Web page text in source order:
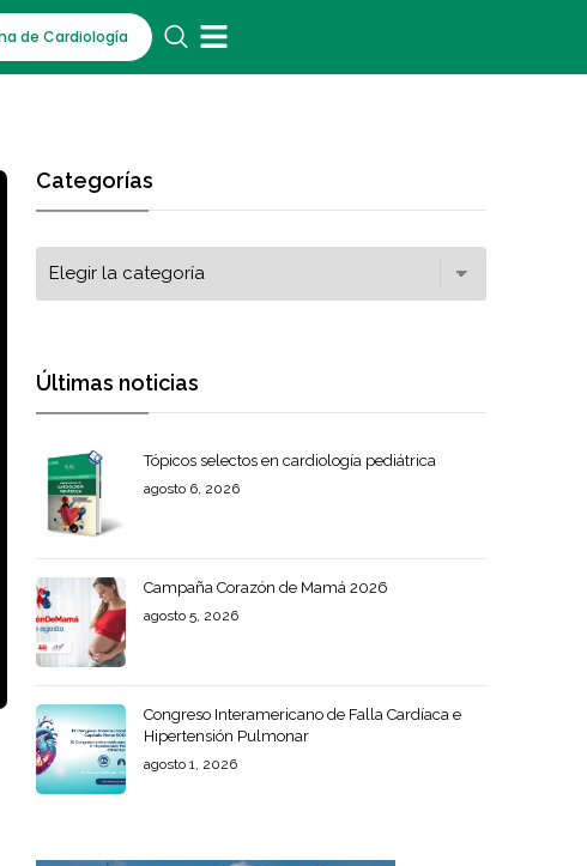
de Cardiología
Categorías
Últimas noticias
Tópicos selectos en cardiología pediátrica
agosto 6, 2026
Campaña Corazón de Mamá 2026
agosto 5, 2026
Congreso Interamericano de Falla Cardíaca e
Hipertensión Pulmonar
agosto 1, 2026